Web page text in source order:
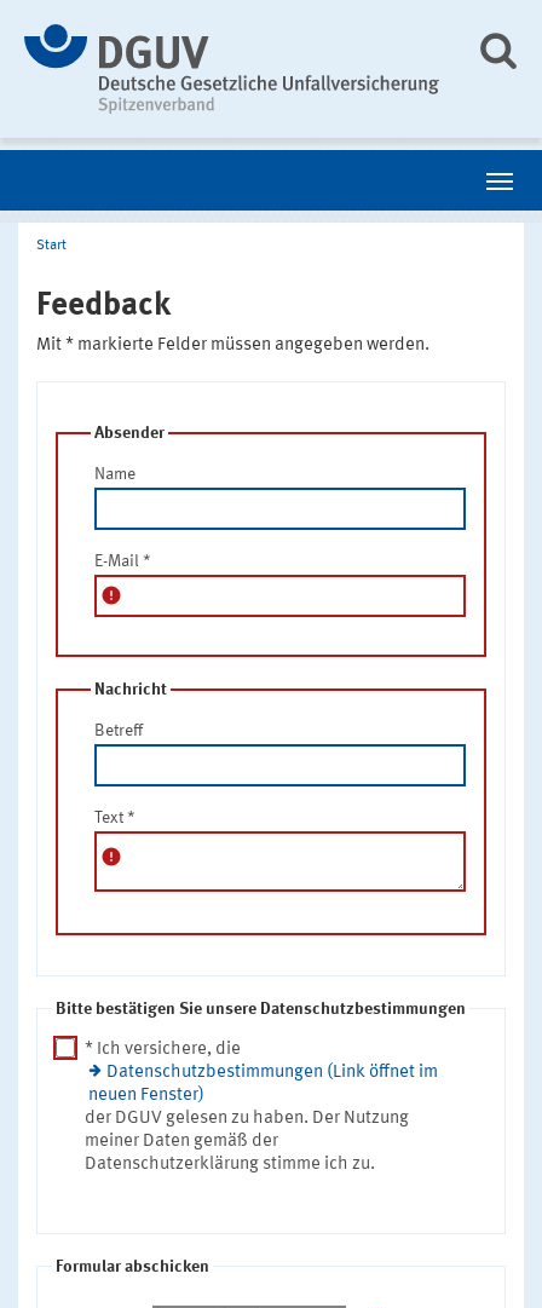
Start
Feedback
Mit * markierte Felder müssen angegeben werden.
Absender
Name
E-Mail *
error
Nachricht
Betreff
Text *
error
Bitte bestätigen Sie unsere Datenschutzbestimmungen
* Ich versichere, die
Datenschutzbestimmungen (Link öffnet im
neuen Fenster)
der DGUV gelesen zu haben. Der Nutzung
meiner Daten gemäß der
Datenschutzerklärung stimme ich zu.
Formular abschicken